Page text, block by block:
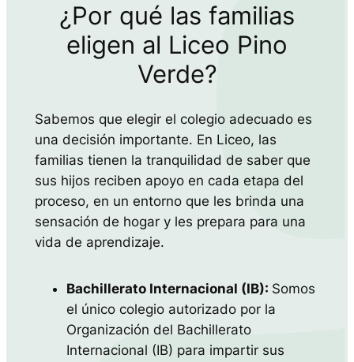
¿Por qué las familias
eligen al Liceo Pino
Verde?
Sabemos que elegir el colegio adecuado es
una decisión importante. En Liceo, las
familias tienen la tranquilidad de saber que
sus hijos reciben apoyo en cada etapa del
proceso, en un entorno que les brinda una
sensación de hogar y les prepara para una
vida de aprendizaje.
Bachillerato Internacional (IB): Somos
el único colegio autorizado por la
Organización del Bachillerato
Internacional (IB) para impartir sus